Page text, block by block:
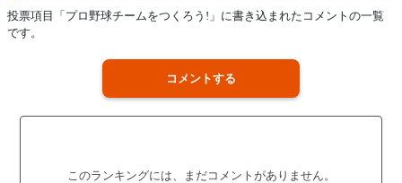
投票項目「プロ野球チームをつくろう!」に書き込まれたコメントの一覧
です。
コメントする
このランキングには、まだコメントがありません。